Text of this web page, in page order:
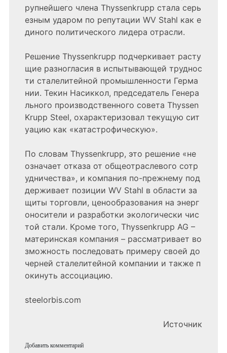
рупнейшего члена Thyssenkrupp стала серь
езным ударом по репутации WV Stahl как е
диного политического лидера отрасли.
Решение Thyssenkrupp подчеркивает расту
щие разногласия в испытывающей труднос
ти сталелитейной промышленности Герма
нии. Текин Насиккол, председатель Генера
льного производственного совета Thyssen
Krupp Steel, охарактеризовал текущую сит
уацию как «катастрофическую».
По словам Thyssenkrupp, это решение «не
означает отказа от общеотраслевого сотр
удничества», и компания по-прежнему под
держивает позиции WV Stahl в области за
щиты торговли, ценообразования на энерг
оносители и разработки экологически чис
той стали. Кроме того, Thyssenkrupp AG –
материнская компания – рассматривает во
зможность последовать примеру своей до
черней сталелитейной компании и также п
окинуть ассоциацию.
steelorbis.com
Источник
Добавить комментарий